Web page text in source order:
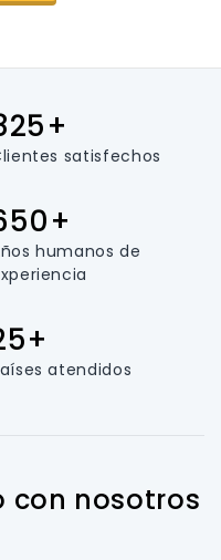
satisfechos
humanos de
atendidos
con nosotros